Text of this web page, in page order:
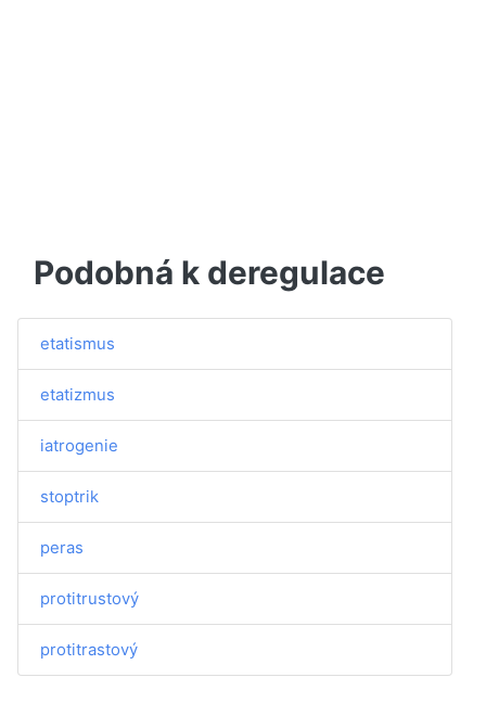
Podobná k deregulace
etatismus
etatizmus
iatrogenie
stoptrik
peras
protitrustový
protitrastový